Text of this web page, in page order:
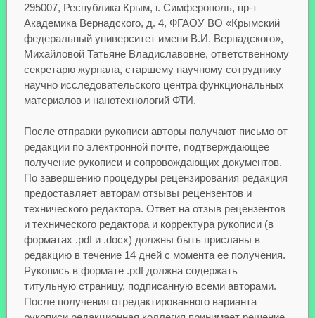
295007, Республика Крым, г. Симферополь, пр-т
Академика Вернадского, д. 4, ФГАОУ ВО «Крымский
федеральный университет имени В.И. Вернадского»,
Михайловой Татьяне Владиславовне, ответственному
секретарю журнала, старшему научному сотруднику
научно исследовательского центра функциональных
материалов и нанотехнологий ФТИ.
После отправки рукописи авторы получают письмо от
редакции по электронной почте, подтверждающее
получение рукописи и сопровождающих документов.
По завершению процедуры рецензирования редакция
предоставляет авторам отзывы рецензентов и
технического редактора. Ответ на отзыв рецензентов
и технического редактора и корректура рукописи (в
форматах .pdf и .docx) должны быть присланы в
редакцию в течение 14 дней с момента ее получения.
Рукопись в формате .pdf должна содержать
титульную страницу, подписанную всеми авторами.
После получения отредактированного варианта